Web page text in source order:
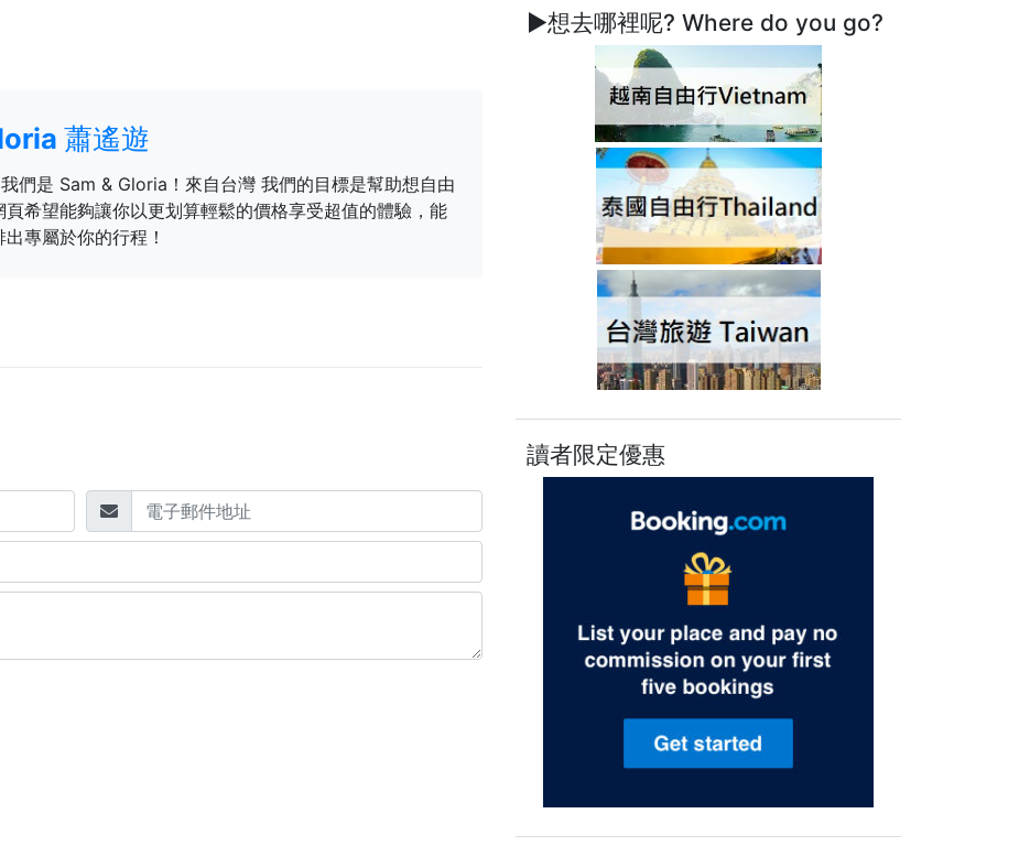
蕭遙遊
們是 Sam & Gloria！來自台灣 我們的目標是幫助想自由
頁希望能夠讓你以更划算輕鬆的價格享受超值的體驗，能
專屬於你的行程！
►想去哪裡呢? Where do you go?
讀者限定優惠